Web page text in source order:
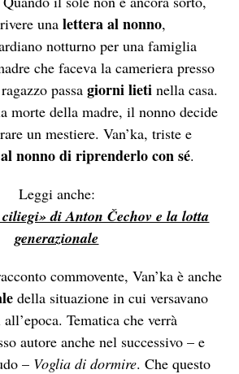
unalettera al nonno,
notturno per una famiglia
che faceva la cameriera presso
passagiorni lieti nella casa.
morte della madre, il nonno decide
un mestiere. Van’ka, triste e
nonno di riprenderlo con sé.
Leggi anche:
di Anton Čechov e la lotta
generazionale
commovente, Van’ka è anche
della situazione in cui versavano
Tematica che verrà
autore anche nel successivo – e
– Voglia di dormire. Che questo